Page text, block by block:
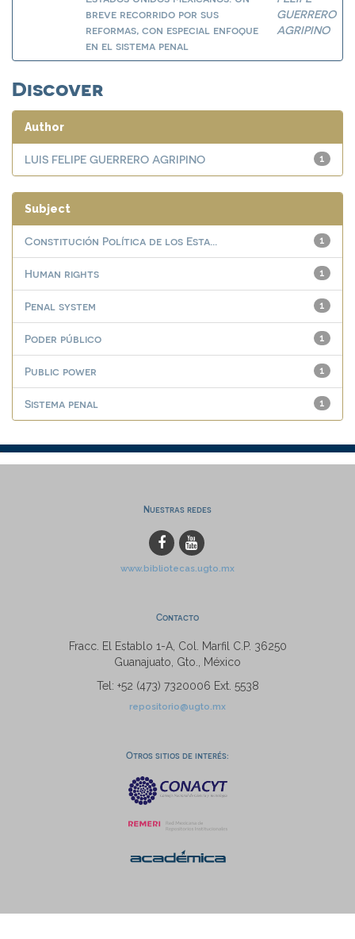
breve recorrido por sus
reformas, con especial enfoque
en el sistema penal
GUERRERO
AGRIPINO
Discover
Author
1
LUIS FELIPE GUERRERO AGRIPINO
Subject
1
Constitución Política de los Esta...
1
Human rights
1
Penal system
1
Poder público
1
Public power
1
Sistema penal
Nuestras redes
www.bibliotecas.ugto.mx
Contacto
Fracc. El Establo 1-A, Col. Marfil C.P. 36250
Guanajuato, Gto., México
Tel: +52 (473) 7320006 Ext. 5538
repositorio@ugto.mx
Otros sitios de interés: